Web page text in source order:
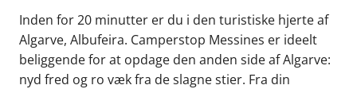
Inden for 20 minutter er du i den turistiske hjerte af
Algarve, Albufeira. Camperstop Messines er ideelt
beliggende for at opdage den anden side af Algarve:
nyd fred og ro væk fra de slagne stier. Fra din